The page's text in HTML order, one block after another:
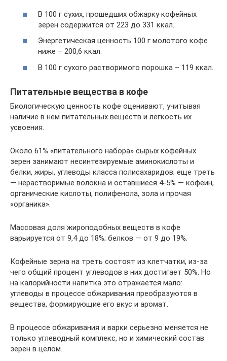
В 100 г сухих, прошедших обжарку кофейных
зерен содержится от 223 до 331 ккал.
Энергетическая ценность 100 г молотого кофе
ниже – 200,6 ккал.
В 100 г сухого растворимого порошка – 119 ккал.
Питательные вещества в кофе
Биологическую ценность кофе оценивают, учитывая
наличие в нем питательных веществ и легкость их
усвоения.
Около 61% «питательного набора» сырых кофейных
зерен занимают несинтезируемые аминокислоты и
белки, жиры, углеводы класса полисахаридов; еще треть
— нерастворимые волокна и оставшиеся 4-5% — кофеин,
органические кислоты, полифенола, зола и прочая
«органика».
Массовая доля жироподобных веществ в кофе
варьируется от 9,4 до 18%; белков — от 9 до 19%.
Кофейные зерна на треть состоят из клетчатки, из-за
чего общий процент углеводов в них достигает 50%. Но
на калорийности напитка это отражается мало:
углеводы в процессе обжаривания преобразуются в
вещества, формирующие его вкус и аромат.
В процессе обжаривания и варки серьезно меняется не
только углеводный комплекс, но и химический состав
зерен в целом.